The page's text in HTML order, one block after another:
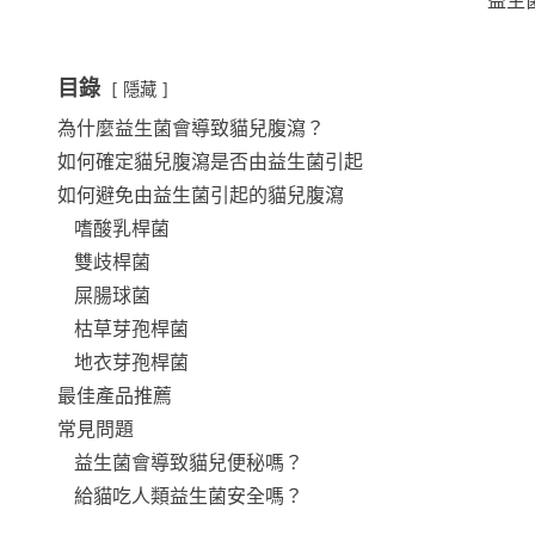
目錄 隱藏
為什麼益生菌會導致貓兒腹瀉？
如何確定貓兒腹瀉是否由益生菌引起
如何避免由益生菌引起的貓兒腹瀉
嗜酸乳桿菌
雙歧桿菌
屎腸球菌
枯草芽孢桿菌
地衣芽孢桿菌
最佳產品推薦
常見問題
益生菌會導致貓兒便秘嗎？
給貓吃人類益生菌安全嗎？